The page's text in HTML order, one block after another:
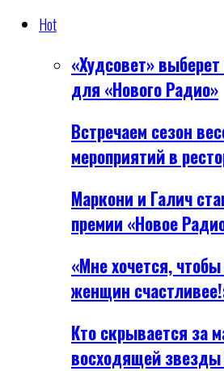
Hot
«Худсовет»
для «Нового Радио»
Встречаем сезон
мероприятий в
Маркони и Галич
премии «Новое
«Мне хочется,
женщин
Кто скрывается за
восходящей звезды